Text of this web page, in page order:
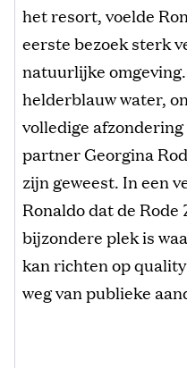
het resort, voelde
eerste bezoek sterk
natuurlijke
helderblauw water,
volledige
partner Georgina
zijn geweest. In een
Ronaldo dat de Rode
bijzondere plek is
kan richten op
weg van publieke